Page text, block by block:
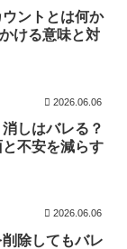
ントとは何か
ける意味と対
2026.06.06
しはバレる？
と不安を減らす
2026.06.06
除してもバレ